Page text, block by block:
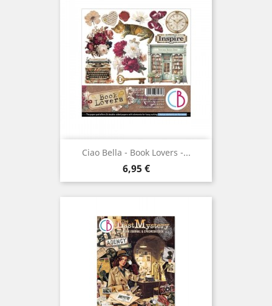
Ciao Bella - Book Lovers -...
Prix
6,95 €